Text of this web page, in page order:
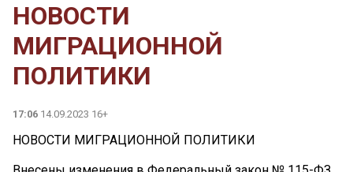
НОВОСТИ
МИГРАЦИОННОЙ
ПОЛИТИКИ
17:06 14.09.2023 16+
НОВОСТИ МИГРАЦИОННОЙ ПОЛИТИКИ